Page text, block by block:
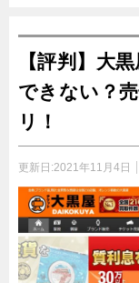
【評判】大
できない？
リ！
更新日:2021年11月4日